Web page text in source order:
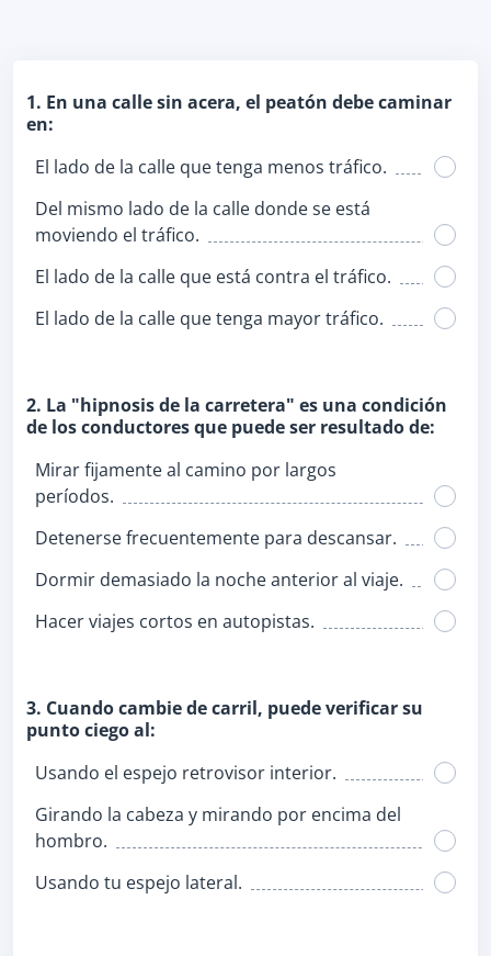
1. En una calle sin acera, el peatón debe caminar
en:
El lado de la calle que tenga menos tráfico.
Del mismo lado de la calle donde se está
moviendo el tráfico.
El lado de la calle que está contra el tráfico.
El lado de la calle que tenga mayor tráfico.
2. La "hipnosis de la carretera" es una condición
de los conductores que puede ser resultado de:
Mirar fijamente al camino por largos
períodos.
Detenerse frecuentemente para descansar.
Dormir demasiado la noche anterior al viaje.
Hacer viajes cortos en autopistas.
3. Cuando cambie de carril, puede verificar su
punto ciego al:
Usando el espejo retrovisor interior.
Girando la cabeza y mirando por encima del
hombro.
Usando tu espejo lateral.